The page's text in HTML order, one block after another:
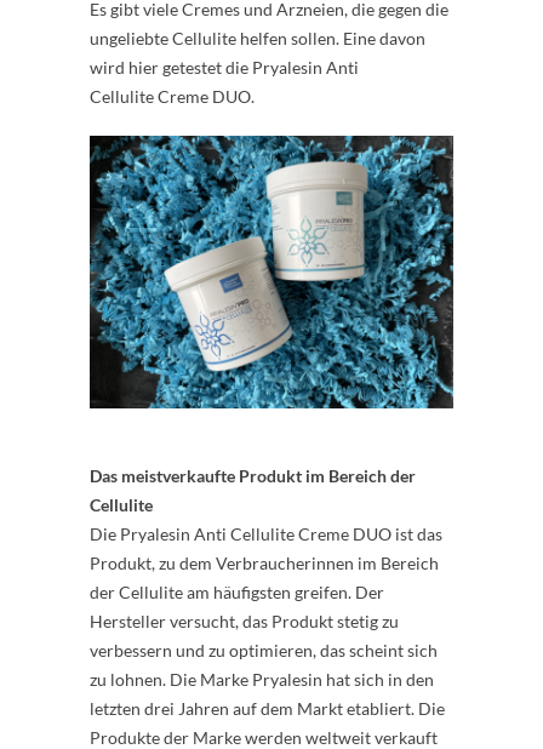
Es gibt viele Cremes und Arzneien, die gegen die
ungeliebte Cellulite helfen sollen. Eine davon
wird hier getestet die Pryalesin Anti
Cellulite Creme DUO.
Das meistverkaufte Produkt im Bereich der
Cellulite
Die Pryalesin Anti Cellulite Creme DUO ist das
Produkt, zu dem Verbraucherinnen im Bereich
der Cellulite am häufigsten greifen. Der
Hersteller versucht, das Produkt stetig zu
verbessern und zu optimieren, das scheint sich
zu lohnen. Die Marke Pryalesin hat sich in den
letzten drei Jahren auf dem Markt etabliert. Die
Produkte der Marke werden weltweit verkauft